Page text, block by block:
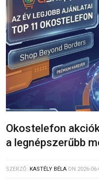
Okostelefon
a legnépszerűbb
SZERZŐ: KASTÉLY BÉLA ON 2026-